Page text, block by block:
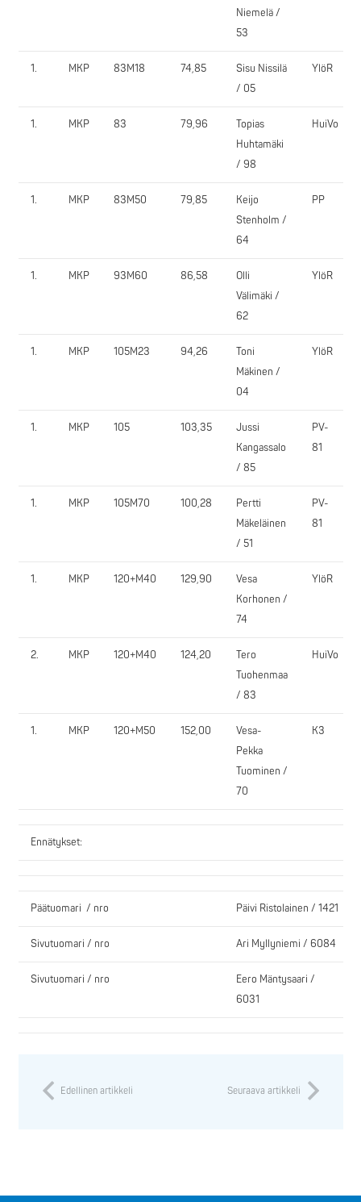
Niemelä /
53
1. MKP 83M18 74,85
Sisu Nissilä
/ 05
YlöR
1. MKP 83 79,96
Topias
Huhtamäki
/ 98
HuiVo
1. MKP 83M50 79,85
Keijo
Stenholm /
64
PP
1. MKP 93M60 86,58
Olli
Välimäki /
62
YlöR
1. MKP 105M23 94,26
Toni
Mäkinen /
04
YlöR
1. MKP 105 103,35
Jussi
Kangassalo
/ 85
PV-
81
1. MKP 105M70 100,28
Pertti
Mäkeläinen
/ 51
PV-
81
1. MKP 120+M40 129,90
Vesa
Korhonen /
74
YlöR
2. MKP 120+M40 124,20
Tero
Tuohenmaa
/ 83
HuiVo
1. MKP 120+M50 152,00
Vesa-
Pekka
Tuominen /
70
K3
Ennätykset:
Päätuomari / nro Päivi Ristolainen / 1421
Sivutuomari / nro Ari Myllyniemi / 6084
Sivutuomari / nro
Eero Mäntysaari /
6031
Edellinen artikkeli Seuraava artikkeli